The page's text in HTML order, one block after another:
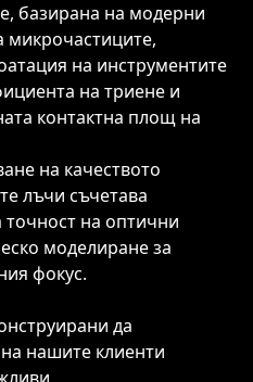
базирана на модерни
микрочастиците,
на инструментите
на триене и
контактна площ на
на качеството
лъчи съчетава
точност на оптични
моделиране за
фокус.
да
нашите клиенти